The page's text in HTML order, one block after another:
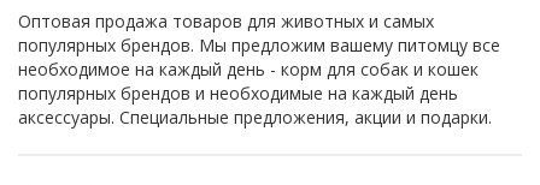
Оптовая продажа товаров для животных и самых
популярных брендов. Мы предложим вашему питомцу все
необходимое на каждый день - корм для собак и кошек
популярных брендов и необходимые на каждый день
аксессуары. Cпециальные предложения, акции и подарки.